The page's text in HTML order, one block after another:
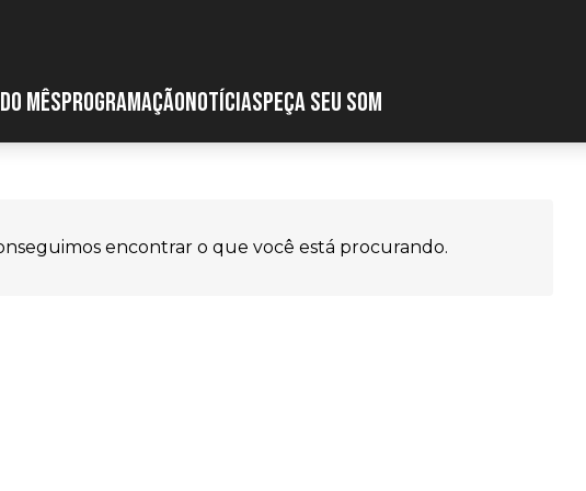
MÊSPROGRAMAÇÃONOTÍCIASPEÇA SEU SOM
encontrar o que você está procurando.